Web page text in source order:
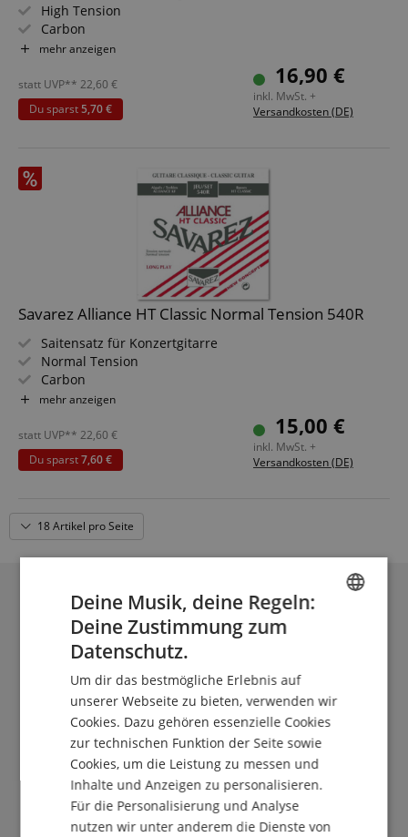
High Tension
Carbon
Stabilon versilbert
mehr anzeigen
16,90 €
inkl. MwSt. +
Versandkosten (DE)
statt UVP** 22,60 €
Du sparst5,70 €
Savarez Alliance HT Classic Normal Tension 540R
Saitensatz für Konzertgitarre
Normal Tension
Carbon
Stabilon versilbert
mehr anzeigen
15,00 €
inkl. MwSt. +
Versandkosten (DE)
statt UVP** 22,60 €
Du sparst7,60 €
18 Artikel pro Seite
Der Kirstein Beat!
Melde Dich jetzt zu unserem Newsletter an und
sichere Dir Deinen 5€ Gutschein
FRENCH
ITALIAN
SPANISH
Deine Musik, deine Regeln:
Deine Zustimmung zum
Datenschutz.
Um dir das bestmögliche Erlebnis auf
unserer Webseite zu bieten, verwenden wir
Cookies. Dazu gehören essenzielle Cookies
zur technischen Funktion der Seite sowie
Cookies, um die Leistung zu messen und
Inhalte und Anzeigen zu personalisieren.
Für die Personalisierung und Analyse
nutzen wir unter anderem die Dienste von